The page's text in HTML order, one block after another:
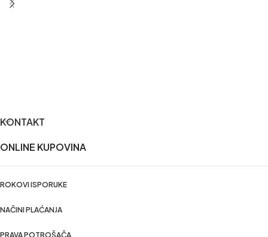
KONTAKT
ONLINE KUPOVINA
ROKOVI ISPORUKE
NAČINI PLAĆANJA
PRAVA POTROŠAČA